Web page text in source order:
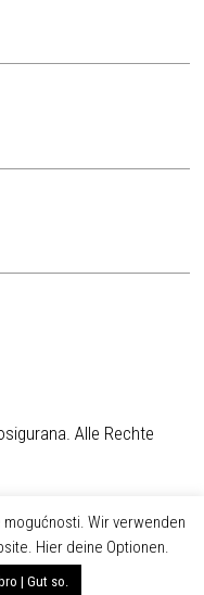
Alle Rechte
Wir verwenden
Hier deine Optionen.
| Gut so.